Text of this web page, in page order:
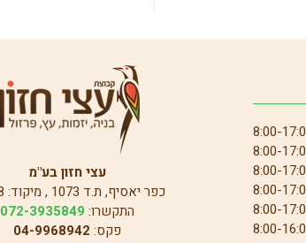
8:00-
8:00-
8:00-
8:00-
8:00-
8:00-
עצי חזון בע"מ
כפר יאסיף, ת.ד 1073 , מיקוד: 24908
התקשרו: 072-3935849
פקס: 04-9968942